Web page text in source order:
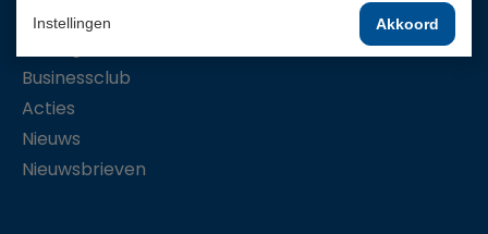
Instellingen Akkoord
Tarieven
Businessclub
Acties
Nieuws
Nieuwsbrieven